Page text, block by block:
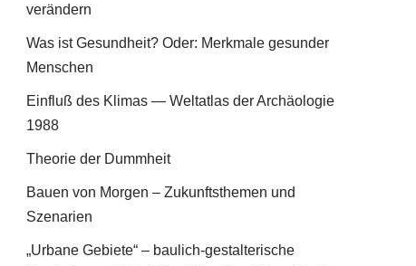
verändern
Was ist Gesundheit? Oder: Merkmale gesunder
Menschen
Einfluß des Klimas — Weltatlas der Archäologie
1988
Theorie der Dummheit
Bauen von Morgen – Zukunftsthemen und
Szenarien
„Urbane Gebiete“ – baulich-gestalterische